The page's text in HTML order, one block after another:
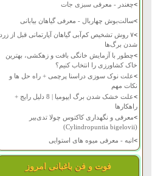
>چغندر - معرفی سبزی جات
>سالت‌بوش چهاربال - معرفی گیاهان بیابانی
>
۷ روش تشخیص کم‌آبی گیاهان آپارتمانی قبل از زرد
شدن برگ‌ها
>چطور با آزمایش خانگی بافت و زهکشی، بهترین
خاک کشاورزی را انتخاب کنیم؟
>علت نوک سوزی دراسنا پرچمی + راه حل ها و
نکات مهم
>
علت خشک شدن برگ ایپومیا | 8 دلیل رایج +
راهکارها
>معرفی و نگهداری کاکتوس چولا تدی‌بیر
(Cylindropuntia bigelovii)
>انبه - معرفی میوه های استوایی
فوت و فن باغبانی امروز